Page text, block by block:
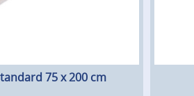
75 x 200 cm